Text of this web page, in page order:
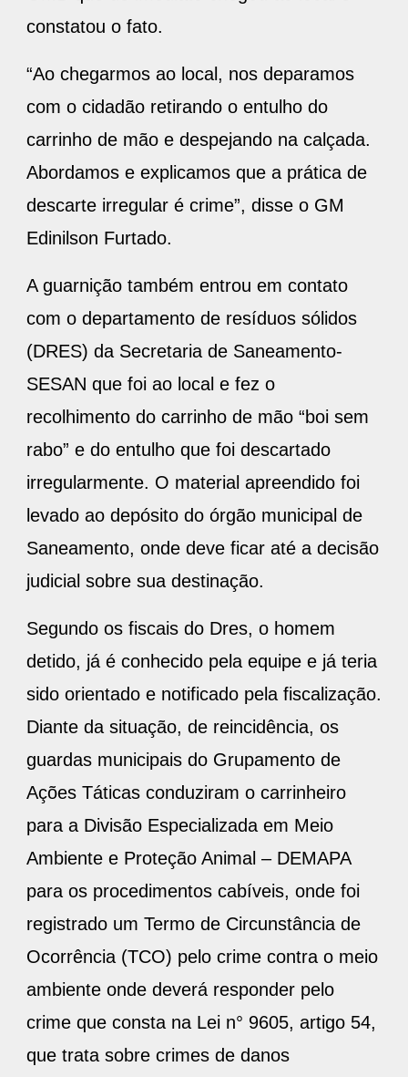
constatou o fato.
“Ao chegarmos ao local, nos deparamos
com o cidadão retirando o entulho do
carrinho de mão e despejando na calçada.
Abordamos e explicamos que a prática de
descarte irregular é crime”, disse o GM
Edinilson Furtado.
A guarnição também entrou em contato
com o departamento de resíduos sólidos
(DRES) da Secretaria de Saneamento-
SESAN que foi ao local e fez o
recolhimento do carrinho de mão “boi sem
rabo” e do entulho que foi descartado
irregularmente. O material apreendido foi
levado ao depósito do órgão municipal de
Saneamento, onde deve ficar até a decisão
judicial sobre sua destinação.
Segundo os fiscais do Dres, o homem
detido, já é conhecido pela equipe e já teria
sido orientado e notificado pela fiscalização.
Diante da situação, de reincidência, os
guardas municipais do Grupamento de
Ações Táticas conduziram o carrinheiro
para a Divisão Especializada em Meio
Ambiente e Proteção Animal – DEMAPA
para os procedimentos cabíveis, onde foi
registrado um Termo de Circunstância de
Ocorrência (TCO) pelo crime contra o meio
ambiente onde deverá responder pelo
crime que consta na Lei n° 9605, artigo 54,
que trata sobre crimes de danos